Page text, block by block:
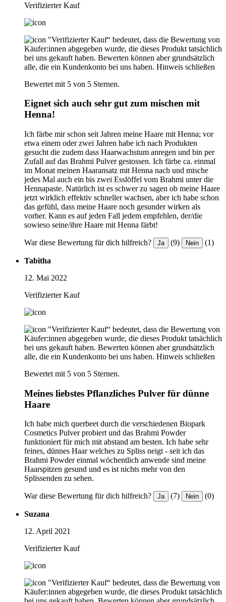
Verifizierter Kauf
"Verifizierter Kauf“ bedeutet, dass die Bewertung von
Käufer:innen abgegeben wurde, die dieses Produkt tatsächlich
bei uns gekauft haben. Bewerten können aber grundsätzlich
alle, die ein Kundenkonto bei uns haben. Hinweis schließen
Bewertet mit 5 von 5 Sternen.
Eignet sich auch sehr gut zum mischen mit
Henna!
Ich färbe mir schon seit Jahren meine Haare mit Henna; vor
etwa einem oder zwei Jahren habe ich nach Produkten
gesucht die zudem dass Haarwachstum anregen und bin per
Zufall auf das Brahmi Pulver gestossen. Ich färbe ca. einmal
im Monat meinen Haaransatz mit Henna nach und mische
jedes Mal auch ein bis zwei Esslöffel vom Brahmi unter die
Hennapaste. Natürlich ist es schwer zu sagen ob meine Haare
jetzt wirklich effektiv schneller wachsen, aber ich habe schon
das gefühl, dass meine Haare noch gesunder wirken als
vorher. Kann es auf jeden Fall jedem empfehlen, der/die
sowieso seine/ihre Haare mit Henna färbt!
War diese Bewertung für dich hilfreich? Ja (9) Nein (1)
Tabitha
12. Mai 2022
Verifizierter Kauf
"Verifizierter Kauf“ bedeutet, dass die Bewertung von
Käufer:innen abgegeben wurde, die dieses Produkt tatsächlich
bei uns gekauft haben. Bewerten können aber grundsätzlich
alle, die ein Kundenkonto bei uns haben. Hinweis schließen
Bewertet mit 5 von 5 Sternen.
Meines liebstes Pflanzliches Pulver für dünne
Haare
Ich habe mich querbeet durch die verschiedenen Biopark
Cosmetics Pulver probiert und das Brahmi Powder
funktioniert für mich mit abstand am besten. Ich habe sehr
feines, dünnes Haar welches zu Spliss neigt - seit ich das
Brahmi Powder einmal wöchentlich anwende sind meine
Haarspitzen gesund und es ist nichts mehr von den
Splissenden zu sehen.
War diese Bewertung für dich hilfreich? Ja (7) Nein (0)
Suzana
12. April 2021
Verifizierter Kauf
"Verifizierter Kauf“ bedeutet, dass die Bewertung von
Käufer:innen abgegeben wurde, die dieses Produkt tatsächlich